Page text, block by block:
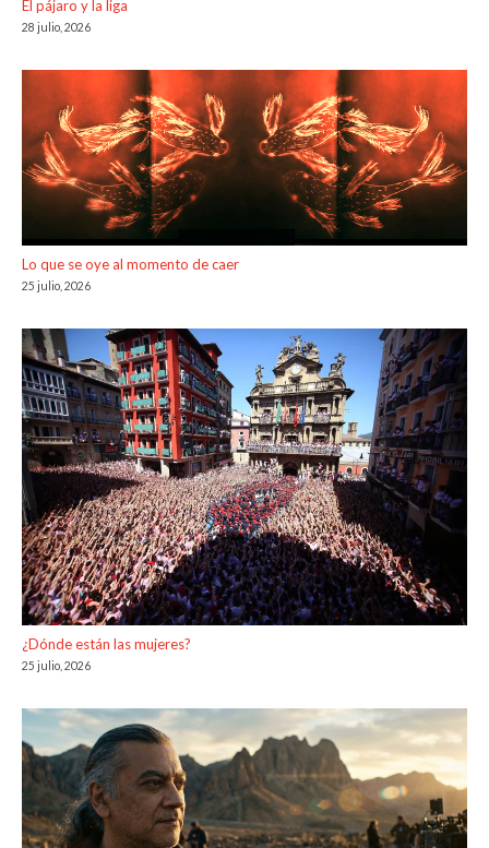
El pájaro y la liga
28 julio, 2026
Lo que se oye al momento de caer
25 julio, 2026
¿Dónde están las mujeres?
25 julio, 2026